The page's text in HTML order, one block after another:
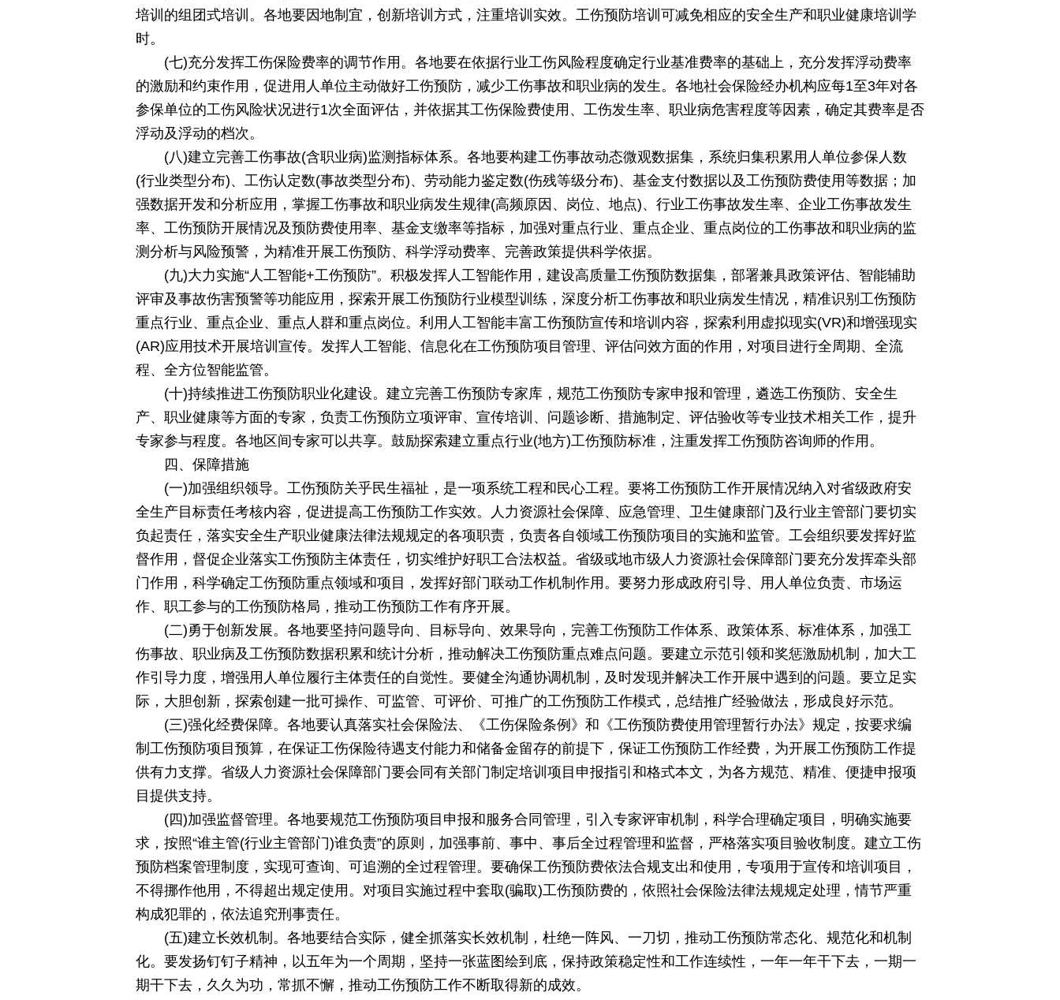
培训的组团式培训。各地要因地制宜，创新培训方式，注重培训实效。工伤预防培训可减免相应的安全生产和职业健康培训学
时。
(七)充分发挥工伤保险费率的调节作用。各地要在依据行业工伤风险程度确定行业基准费率的基础上，充分发挥浮动费率
的激励和约束作用，促进用人单位主动做好工伤预防，减少工伤事故和职业病的发生。各地社会保险经办机构应每1至3年对各
参保单位的工伤风险状况进行1次全面评估，并依据其工伤保险费使用、工伤发生率、职业病危害程度等因素，确定其费率是否
浮动及浮动的档次。
(八)建立完善工伤事故(含职业病)监测指标体系。各地要构建工伤事故动态微观数据集，系统归集积累用人单位参保人数
(行业类型分布)、工伤认定数(事故类型分布)、劳动能力鉴定数(伤残等级分布)、基金支付数据以及工伤预防费使用等数据；加
强数据开发和分析应用，掌握工伤事故和职业病发生规律(高频原因、岗位、地点)、行业工伤事故发生率、企业工伤事故发生
率、工伤预防开展情况及预防费使用率、基金支缴率等指标，加强对重点行业、重点企业、重点岗位的工伤事故和职业病的监
测分析与风险预警，为精准开展工伤预防、科学浮动费率、完善政策提供科学依据。
(九)大力实施“人工智能+工伤预防”。积极发挥人工智能作用，建设高质量工伤预防数据集，部署兼具政策评估、智能辅助
评审及事故伤害预警等功能应用，探索开展工伤预防行业模型训练，深度分析工伤事故和职业病发生情况，精准识别工伤预防
重点行业、重点企业、重点人群和重点岗位。利用人工智能丰富工伤预防宣传和培训内容，探索利用虚拟现实(VR)和增强现实
(AR)应用技术开展培训宣传。发挥人工智能、信息化在工伤预防项目管理、评估问效方面的作用，对项目进行全周期、全流
程、全方位智能监管。
(十)持续推进工伤预防职业化建设。建立完善工伤预防专家库，规范工伤预防专家申报和管理，遴选工伤预防、安全生
产、职业健康等方面的专家，负责工伤预防立项评审、宣传培训、问题诊断、措施制定、评估验收等专业技术相关工作，提升
专家参与程度。各地区间专家可以共享。鼓励探索建立重点行业(地方)工伤预防标准，注重发挥工伤预防咨询师的作用。
四、保障措施
(一)加强组织领导。工伤预防关乎民生福祉，是一项系统工程和民心工程。要将工伤预防工作开展情况纳入对省级政府安
全生产目标责任考核内容，促进提高工伤预防工作实效。人力资源社会保障、应急管理、卫生健康部门及行业主管部门要切实
负起责任，落实安全生产职业健康法律法规规定的各项职责，负责各自领域工伤预防项目的实施和监管。工会组织要发挥好监
督作用，督促企业落实工伤预防主体责任，切实维护好职工合法权益。省级或地市级人力资源社会保障部门要充分发挥牵头部
门作用，科学确定工伤预防重点领域和项目，发挥好部门联动工作机制作用。要努力形成政府引导、用人单位负责、市场运
作、职工参与的工伤预防格局，推动工伤预防工作有序开展。
(二)勇于创新发展。各地要坚持问题导向、目标导向、效果导向，完善工伤预防工作体系、政策体系、标准体系，加强工
伤事故、职业病及工伤预防数据积累和统计分析，推动解决工伤预防重点难点问题。要建立示范引领和奖惩激励机制，加大工
作引导力度，增强用人单位履行主体责任的自觉性。要健全沟通协调机制，及时发现并解决工作开展中遇到的问题。要立足实
际，大胆创新，探索创建一批可操作、可监管、可评价、可推广的工伤预防工作模式，总结推广经验做法，形成良好示范。
(三)强化经费保障。各地要认真落实社会保险法、《工伤保险条例》和《工伤预防费使用管理暂行办法》规定，按要求编
制工伤预防项目预算，在保证工伤保险待遇支付能力和储备金留存的前提下，保证工伤预防工作经费，为开展工伤预防工作提
供有力支撑。省级人力资源社会保障部门要会同有关部门制定培训项目申报指引和格式本文，为各方规范、精准、便捷申报项
目提供支持。
(四)加强监督管理。各地要规范工伤预防项目申报和服务合同管理，引入专家评审机制，科学合理确定项目，明确实施要
求，按照“谁主管(行业主管部门)谁负责”的原则，加强事前、事中、事后全过程管理和监督，严格落实项目验收制度。建立工伤
预防档案管理制度，实现可查询、可追溯的全过程管理。要确保工伤预防费依法合规支出和使用，专项用于宣传和培训项目，
不得挪作他用，不得超出规定使用。对项目实施过程中套取(骗取)工伤预防费的，依照社会保险法律法规规定处理，情节严重
构成犯罪的，依法追究刑事责任。
(五)建立长效机制。各地要结合实际，健全抓落实长效机制，杜绝一阵风、一刀切，推动工伤预防常态化、规范化和机制
化。要发扬钉钉子精神，以五年为一个周期，坚持一张蓝图绘到底，保持政策稳定性和工作连续性，一年一年干下去，一期一
期干下去，久久为功，常抓不懈，推动工伤预防工作不断取得新的成效。